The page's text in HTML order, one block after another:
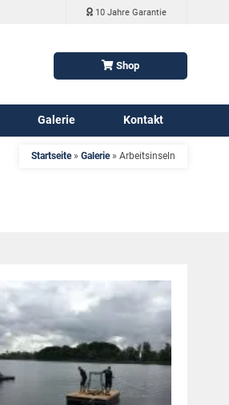
10 Jahre Garantie
Shop
Galerie Kontakt
Startseite» Galerie» Arbeitsinseln